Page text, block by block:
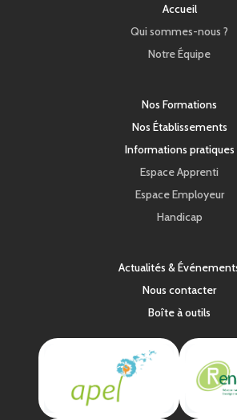
Accueil
Qui sommes-nous ?
Notre Équipe
Nos Formations
Nos Établissements
Informations pratiques
Espace Apprenti
Espace Employeur
Handicap
Actualités &
Nous contacter
Boîte à outils